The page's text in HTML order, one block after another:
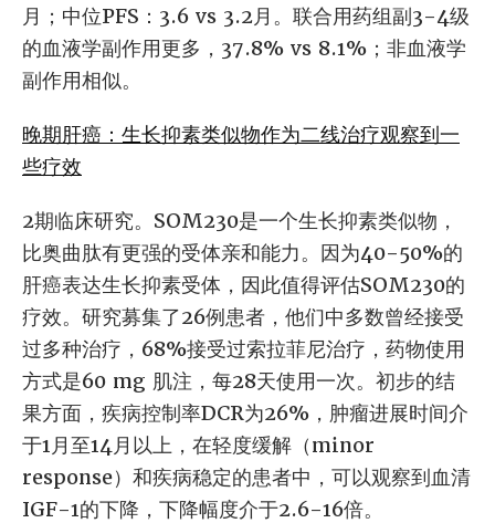
月；中位PFS：3.6 vs 3.2月。联合用药组副3-4级
的血液学副作用更多，37.8% vs 8.1%；非血液学
副作用相似。
晚期肝癌：生长抑素类似物作为二线治疗观察到一
些疗效
2期临床研究。SOM230是一个生长抑素类似物，
比奥曲肽有更强的受体亲和能力。因为40-50%的
肝癌表达生长抑素受体，因此值得评估SOM230的
疗效。研究募集了26例患者，他们中多数曾经接受
过多种治疗，68%接受过索拉菲尼治疗，药物使用
方式是60 mg 肌注，每28天使用一次。初步的结
果方面，疾病控制率DCR为26%，肿瘤进展时间介
于1月至14月以上，在轻度缓解（minor
response）和疾病稳定的患者中，可以观察到血清
IGF-1的下降，下降幅度介于2.6-16倍。